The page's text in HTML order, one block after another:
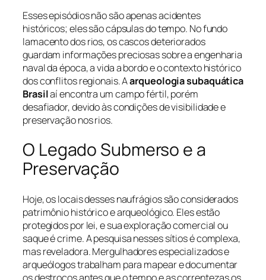
Esses episódios não são apenas acidentes
históricos; eles são cápsulas do tempo. No fundo
lamacento dos rios, os cascos deteriorados
guardam informações preciosas sobre a engenharia
naval da época, a vida a bordo e o contexto histórico
dos conflitos regionais. Aarqueologia subaquática
Brasilaí encontra um campo fértil, porém
desafiador, devido às condições de visibilidade e
preservação nos rios.
O Legado Submerso e a
Preservação
Hoje, os locais desses naufrágios são considerados
patrimônio histórico e arqueológico. Eles estão
protegidos por lei, e sua exploração comercial ou
saque é crime. A pesquisa nesses sítios é complexa,
mas reveladora. Mergulhadores especializados e
arqueólogos trabalham para mapear e documentar